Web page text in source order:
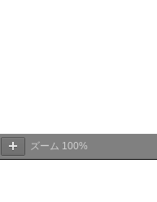
ズーム 100%